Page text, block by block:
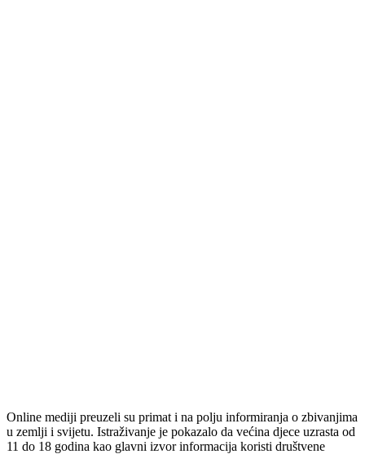
Online mediji preuzeli su primat i na polju informiranja o zbivanjima
u zemlji i svijetu. Istraživanje je pokazalo da većina djece uzrasta od
11 do 18 godina kao glavni izvor informacija koristi društvene